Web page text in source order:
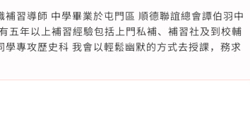
習導師 中學畢業於屯門區 順德聯誼總會譚伯羽中
年以上補習經驗包括上門私補、補習社及到校輔
專攻歷史科 我會以輕鬆幽默的方式去授課，務求